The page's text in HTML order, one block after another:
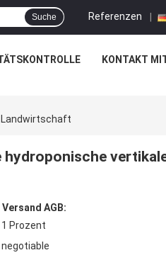
Referenzen |
Suche
KONTAKT
Landwirtschaft
hydroponische
AGB:
1 Prozent
negotiable